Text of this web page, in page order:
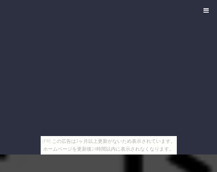
[PR] この広告は3ヶ月以上更新がないため表示されています。
ホームページを更新後24時間以内に表示されなくなります。